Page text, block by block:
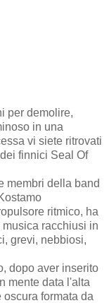
per demolire,
in una
vi siete ritrovati
finnici Seal Of
membri della band
ritmico, ha
racchiusi in
grevi, nebbiosi,
dopo aver inserito
mente data l'alta
formata da